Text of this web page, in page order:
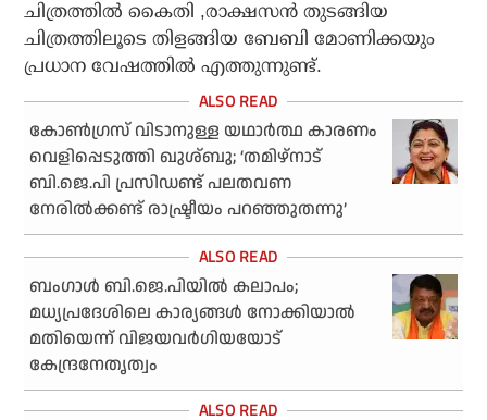
ചിത്രത്തില്‍ കൈതി ,രാക്ഷസന്‍ തുടങ്ങിയ
ചിത്രത്തിലൂടെ തിളങ്ങിയ ബേബി മോണിക്കയും
പ്രധാന വേഷത്തില്‍ എത്തുന്നുണ്ട്.
കോണ്‍ഗ്രസ് വിടാനുള്ള യഥാര്‍ത്ഥ കാരണം
വെളിപ്പെടുത്തി ഖുശ്ബു; ‘തമിഴ്‌നാട്
ബി.ജെ.പി പ്രസിഡണ്ട് പലതവണ
നേരില്‍ക്കണ്ട് രാഷ്ട്രീയം പറഞ്ഞുതന്നു’
ബംഗാള്‍ ബി.ജെ.പിയില്‍ കലാപം;
മധ്യപ്രദേശിലെ കാര്യങ്ങള്‍ നോക്കിയാല്‍
മതിയെന്ന് വിജയവര്‍ഗിയയോട്
കേന്ദ്രനേതൃത്വം